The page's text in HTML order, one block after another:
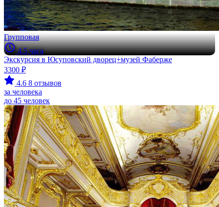
Групповая
4.5 часа
Экскурсия в Юсуповский дворец+музей Фаберже
3300 ₽
4.6 8 отзывов
за человека
до 45 человек